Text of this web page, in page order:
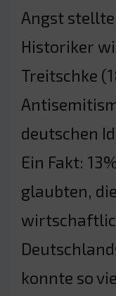
Angst
Historiker
Treitschke
deutschen
Ein Fakt:
glaubten,
konnte so